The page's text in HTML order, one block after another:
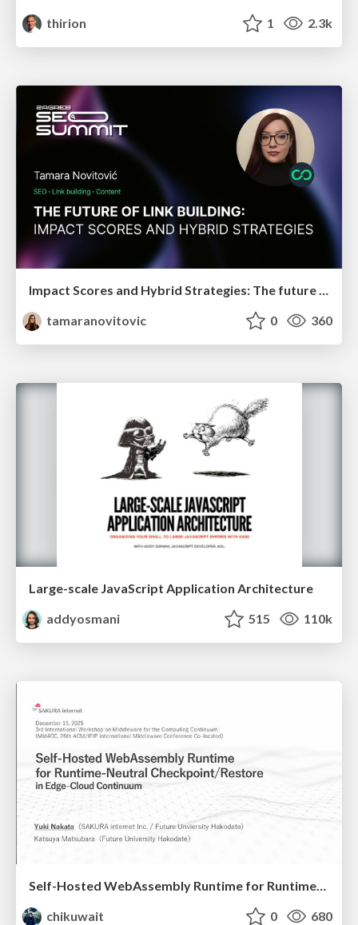
thirion
1 2.3k
Impact Scores and Hybrid Strategies: The future of link building
tamaranovitovic
0 360
Large-scale JavaScript Application Architecture
addyosmani
515 110k
Self-Hosted WebAssembly Runtime for Runtime-Neutral Checkpoint/Restore in Edge–Cloud Continuum
chikuwait
0 680